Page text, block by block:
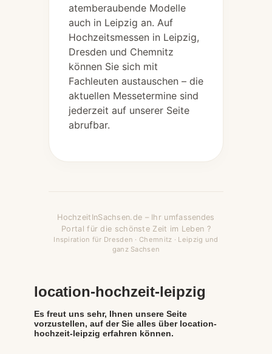
atemberaubende Modelle
auch in Leipzig an. Auf
Hochzeitsmessen in Leipzig,
Dresden und Chemnitz
können Sie sich mit
Fachleuten austauschen – die
aktuellen Messetermine sind
jederzeit auf unserer Seite
abrufbar.
HochzeitInSachsen.de – Ihr umfassendes
Portal für die schönste Zeit im Leben ?
Inspiration für Dresden · Chemnitz · Leipzig und
ganz Sachsen
location-hochzeit-leipzig
Es freut uns sehr, Ihnen unsere Seite
vorzustellen, auf der Sie alles über location-
hochzeit-leipzig erfahren können.